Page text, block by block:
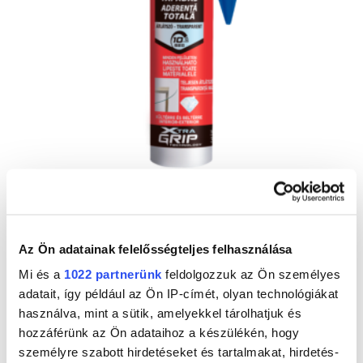
Az Ön adatainak felelősségteljes felhasználása
Mi és a 1022 partnerünk feldolgozzuk az Ön személyes
adatait, így például az Ön IP-címét, olyan technológiákat
használva, mint a sütik, amelyekkel tárolhatjuk és
hozzáférünk az Ön adataihoz a készülékén, hogy
személyre szabott hirdetéseket és tartalmakat, hirdetés-
MONTACK ÁTLÁTSZÓ ERŐS TAPADÁS
Egyéb barkácsötletek ebben a
kategóriában
Otthon
< >